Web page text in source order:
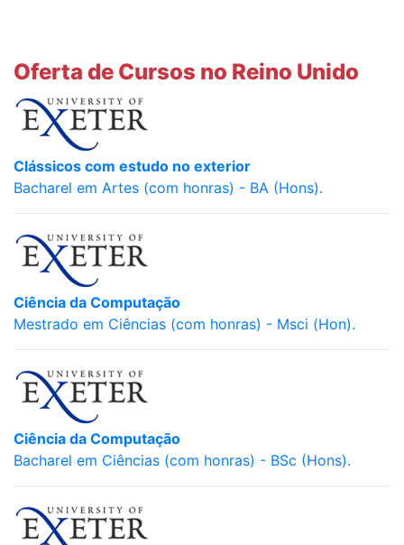
Oferta de Cursos no Reino Unido
Clássicos com estudo no exterior
Bacharel em Artes (com honras) - BA (Hons).
Ciência da Computação
Mestrado em Ciências (com honras) - Msci (Hon).
Ciência da Computação
Bacharel em Ciências (com honras) - BSc (Hons).